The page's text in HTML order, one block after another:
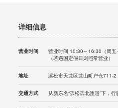
详细信息
营业时间
营业时间 10:30～16:30（周
（若遇国定假日则照常营业）
地址 滨松市天龙区龙山町户仓711-2
交通方式 从新东名“滨松滨北匝道”下，